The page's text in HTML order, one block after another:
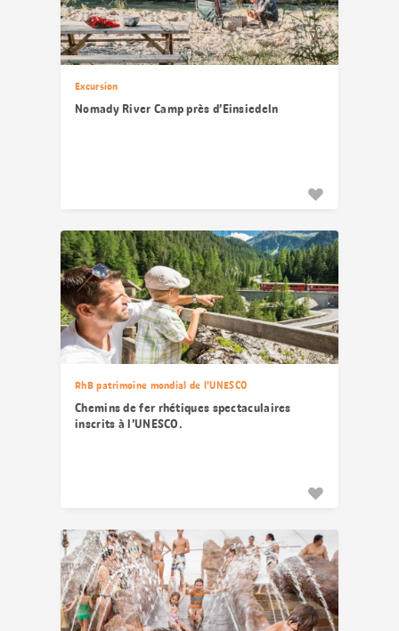
Excursion
Nomady River Camp près d’Einsiedeln
RhB patrimoine mondial de l’UNESCO
Chemins de fer rhétiques spectaculaires
inscrits à l’UNESCO.